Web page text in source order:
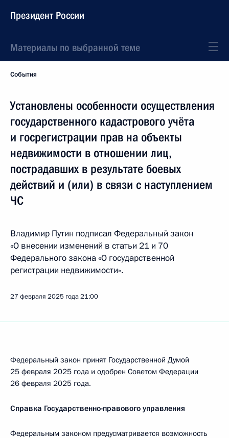
Президент России
Материалы по выбранной теме
События
Установлены особенности осуществления
государственного кадастрового учёта
и госрегистрации прав на объекты
недвижимости в отношении лиц,
пострадавших в результате боевых
действий и (или) в связи с наступлением
ЧС
Владимир Путин подписал Федеральный закон
«О внесении изменений в статьи 21 и 70
Федерального закона «О государственной
регистрации недвижимости».
27 февраля 2025 года21:00
Федеральный закон принят Государственной Думой
25 февраля 2025 года и одобрен Советом Федерации
26 февраля 2025 года.
Справка Государственно-правового управления
Федеральным законом предусматривается возможность